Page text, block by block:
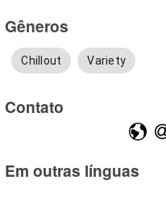
Gêneros
Chillout Variety
Contato
Em outras línguas